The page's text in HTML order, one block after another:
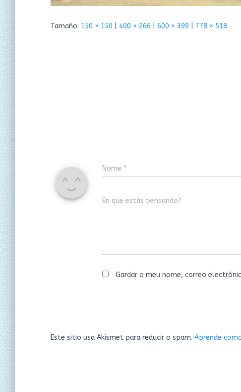
Tamaño: 150 × 150 400 × 266 600 × 399 778 × 518
Nome *
En que estás pensando?
Gardar o meu nome, correo
Este sitio usa Akismet para reducir o spam. Aprende